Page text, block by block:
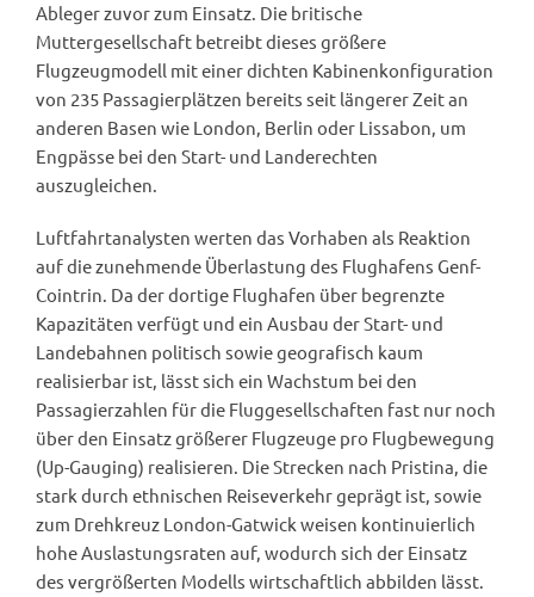
Ableger zuvor zum Einsatz. Die britische
Muttergesellschaft betreibt dieses größere
Flugzeugmodell mit einer dichten Kabinenkonfiguration
von 235 Passagierplätzen bereits seit längerer Zeit an
anderen Basen wie London, Berlin oder Lissabon, um
Engpässe bei den Start- und Landerechten
auszugleichen.
Luftfahrtanalysten werten das Vorhaben als Reaktion
auf die zunehmende Überlastung des Flughafens Genf-
Cointrin. Da der dortige Flughafen über begrenzte
Kapazitäten verfügt und ein Ausbau der Start- und
Landebahnen politisch sowie geografisch kaum
realisierbar ist, lässt sich ein Wachstum bei den
Passagierzahlen für die Fluggesellschaften fast nur noch
über den Einsatz größerer Flugzeuge pro Flugbewegung
(Up-Gauging) realisieren. Die Strecken nach Pristina, die
stark durch ethnischen Reiseverkehr geprägt ist, sowie
zum Drehkreuz London-Gatwick weisen kontinuierlich
hohe Auslastungsraten auf, wodurch sich der Einsatz
des vergrößerten Modells wirtschaftlich abbilden lässt.